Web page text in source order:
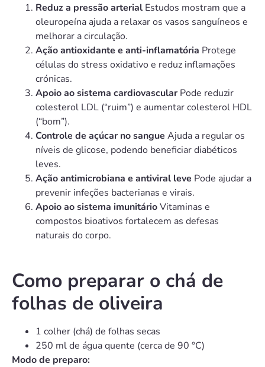
Reduz a pressão arterial Estudos mostram que a
oleuropeína ajuda a relaxar os vasos sanguíneos e
melhorar a circulação.
Ação antioxidante e anti-inflamatória Protege
células do stress oxidativo e reduz inflamações
crónicas.
Apoio ao sistema cardiovascular Pode reduzir
colesterol LDL (“ruim”) e aumentar colesterol HDL
(“bom”).
Controle de açúcar no sangue Ajuda a regular os
níveis de glicose, podendo beneficiar diabéticos
leves.
Ação antimicrobiana e antiviral leve Pode ajudar a
prevenir infeções bacterianas e virais.
Apoio ao sistema imunitárioVitaminas e
compostos bioativos fortalecem as defesas
naturais do corpo.
Como preparar o chá de
folhas de oliveira
1 colher (chá) de folhas secas
250 ml de água quente (cerca de 90 °C)
Modo de preparo: